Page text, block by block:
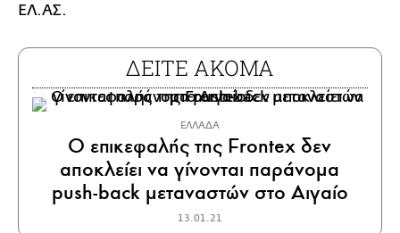
ΕΛ.ΑΣ.
ΔΕΙΤΕ ΑΚΟΜΑ
ΕΛΛΑΔΑ
Ο επικεφαλής της Frontex δεν
αποκλείει να γίνονται παράνομα
push-back μεταναστών στο Αιγαίο
13.01.21